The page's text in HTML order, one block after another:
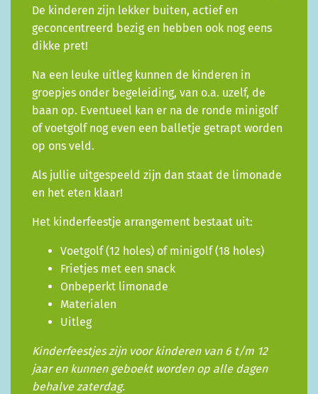
De kinderen zijn lekker buiten, actief en
geconcentreerd bezig en hebben ook nog eens
dikke pret!
Na een leuke uitleg kunnen de kinderen in
groepjes onder begeleiding, van o.a. uzelf, de
baan op. Eventueel kan er na de ronde minigolf
of voetgolf nog even een balletje getrapt worden
op ons veld.
Als jullie uitgespeeld zijn dan staat de limonade
en het eten klaar!
Het kinderfeestje arrangement bestaat uit:
Voetgolf (12 holes) of minigolf (18 holes)
Frietjes met een snack
Onbeperkt limonade
Materialen
Uitleg
Kinderfeestjes zijn voor kinderen van 6 t/m 12
jaar en kunnen geboekt worden op alle dagen
behalve zaterdag.